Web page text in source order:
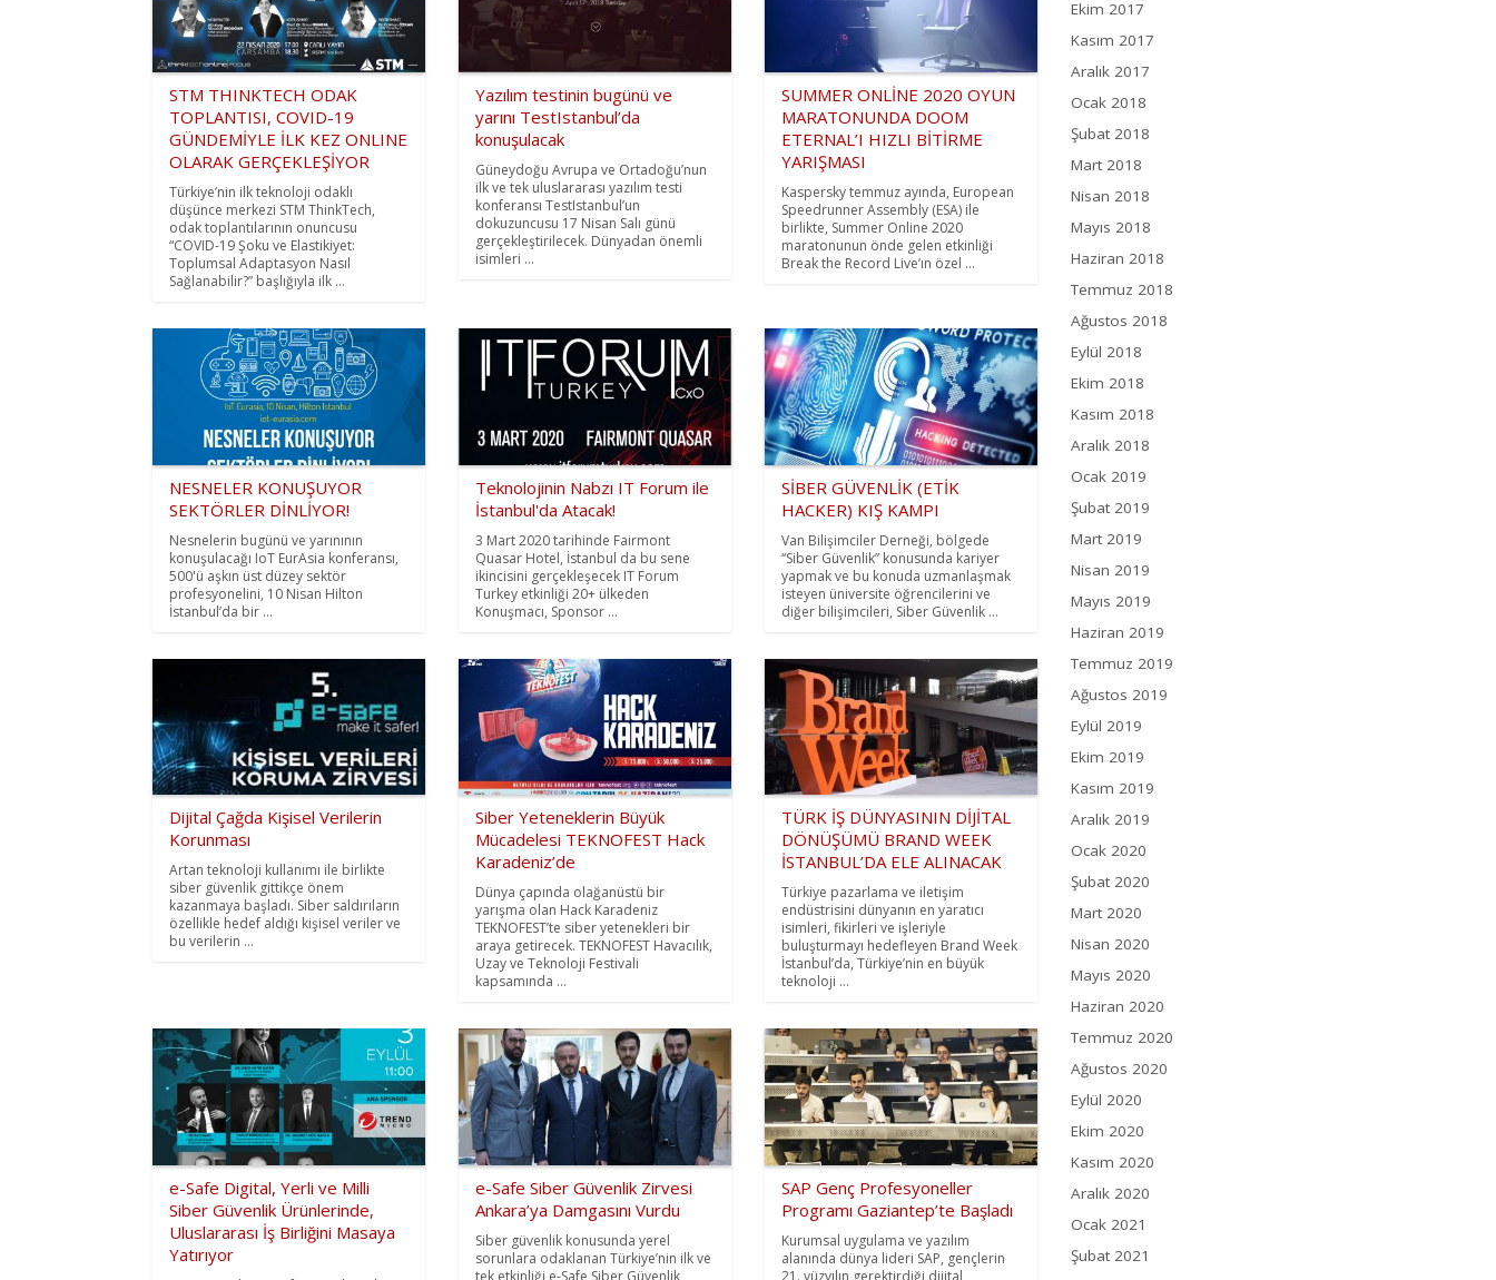
STM THINKTECH ODAK
TOPLANTISI, COVID-19
GÜNDEMİYLE İLK KEZ ONLINE
OLARAK GERÇEKLEŞİYOR
Türkiye’nin ilk teknoloji odaklı
düşünce merkezi STM ThinkTech,
odak toplantılarının onuncusu
“COVID-19 Şoku ve Elastikiyet:
Toplumsal Adaptasyon Nasıl
Sağlanabilir?” başlığıyla ilk ...
Yazılım testinin bugünü ve
yarını TestIstanbul’da
konuşulacak
Güneydoğu Avrupa ve Ortadoğu’nun
ilk ve tek uluslararası yazılım testi
konferansı TestIstanbul’un
dokuzuncusu 17 Nisan Salı günü
gerçekleştirilecek. Dünyadan önemli
isimleri ...
SUMMER ONLİNE 2020 OYUN
MARATONUNDA DOOM
ETERNAL’I HIZLI BİTİRME
YARIŞMASI
Kaspersky temmuz ayında, European
Speedrunner Assembly (ESA) ile
birlikte, Summer Online 2020
maratonunun önde gelen etkinliği
Break the Record Live’ın özel ...
NESNELER KONUŞUYOR
SEKTÖRLER DİNLİYOR!
Nesnelerin bugünü ve yarınının
konuşulacağı IoT EurAsia konferansı,
500'ü aşkın üst düzey sektör
profesyonelini, 10 Nisan Hilton
İstanbul’da bir ...
Teknolojinin Nabzı IT Forum ile
İstanbul'da Atacak!
3 Mart 2020 tarihinde Fairmont
Quasar Hotel, İstanbul da bu sene
ikincisini gerçekleşecek IT Forum
Turkey etkinliği 20+ ülkeden
Konuşmacı, Sponsor ...
SİBER GÜVENLİK (ETİK
HACKER) KIŞ KAMPI
Van Bilişimciler Derneği, bölgede
“Siber Güvenlik” konusunda kariyer
yapmak ve bu konuda uzmanlaşmak
isteyen üniversite öğrencilerini ve
diğer bilişimcileri, Siber Güvenlik ...
Dijital Çağda Kişisel Verilerin
Korunması
Artan teknoloji kullanımı ile birlikte
siber güvenlik gittikçe önem
kazanmaya başladı. Siber saldırıların
özellikle hedef aldığı kişisel veriler ve
bu verilerin ...
Siber Yeteneklerin Büyük
Mücadelesi TEKNOFEST Hack
Karadeniz’de
Dünya çapında olağanüstü bir
yarışma olan Hack Karadeniz
TEKNOFEST’te siber yetenekleri bir
araya getirecek. TEKNOFEST Havacılık,
Uzay ve Teknoloji Festivali
kapsamında ...
TÜRK İŞ DÜNYASININ DİJİTAL
DÖNÜŞÜMÜ BRAND WEEK
İSTANBUL’DA ELE ALINACAK
Türkiye pazarlama ve iletişim
endüstrisini dünyanın en yaratıcı
isimleri, fikirleri ve işleriyle
buluşturmayı hedefleyen Brand Week
İstanbul’da, Türkiye’nin en büyük
teknoloji ...
e-Safe Digital, Yerli ve Milli
Siber Güvenlik Ürünlerinde,
Uluslararası İş Birliğini Masaya
Yatırıyor
e-Safe Siber Güvenlik Zirvesi
Ankara’ya Damgasını Vurdu
Siber güvenlik konusunda yerel
sorunlara odaklanan Türkiye’nin ilk ve
tek etkinliği e-Safe Siber Güvenlik
SAP Genç Profesyoneller
Programı Gaziantep’te Başladı
Kurumsal uygulama ve yazılım
alanında dünya lideri SAP, gençlerin
21. yüzyılın gerektirdiği dijital
Ekim 2017
Kasım 2017
Aralık 2017
Ocak 2018
Şubat 2018
Mart 2018
Nisan 2018
Mayıs 2018
Haziran 2018
Temmuz 2018
Ağustos 2018
Eylül 2018
Ekim 2018
Kasım 2018
Aralık 2018
Ocak 2019
Şubat 2019
Mart 2019
Nisan 2019
Mayıs 2019
Haziran 2019
Temmuz 2019
Ağustos 2019
Eylül 2019
Ekim 2019
Kasım 2019
Aralık 2019
Ocak 2020
Şubat 2020
Mart 2020
Nisan 2020
Mayıs 2020
Haziran 2020
Temmuz 2020
Ağustos 2020
Eylül 2020
Ekim 2020
Kasım 2020
Aralık 2020
Ocak 2021
Şubat 2021